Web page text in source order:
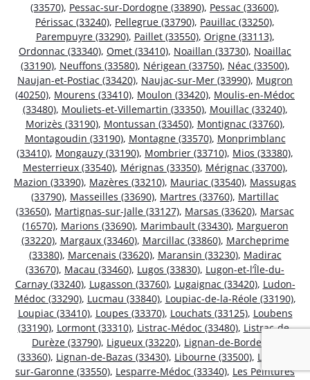
(33570), Pessac-sur-Dordogne (33890), Pessac (33600),
Périssac (33240), Pellegrue (33790), Pauillac (33250),
Parempuyre (33290), Paillet (33550), Origne (33113),
Ordonnac (33340), Omet (33410), Noaillan (33730), Noaillac
(33190), Neuffons (33580), Nérigean (33750), Néac (33500),
Naujan-et-Postiac (33420), Naujac-sur-Mer (33990), Mugron
(40250), Mourens (33410), Moulon (33420), Moulis-en-Médoc
(33480), Mouliets-et-Villemartin (33350), Mouillac (33240),
Morizès (33190), Montussan (33450), Montignac (33760),
Montagoudin (33190), Montagne (33570), Monprimblanc
(33410), Mongauzy (33190), Mombrier (33710), Mios (33380),
Mesterrieux (33540), Mérignas (33350), Mérignac (33700),
Mazion (33390), Mazères (33210), Mauriac (33540), Massugas
(33790), Masseilles (33690), Martres (33760), Martillac
(33650), Martignas-sur-Jalle (33127), Marsas (33620), Marsac
(16570), Marions (33690), Marimbault (33430), Margueron
(33220), Margaux (33460), Marcillac (33860), Marcheprime
(33380), Marcenais (33620), Maransin (33230), Madirac
(33670), Macau (33460), Lugos (33830), Lugon-et-l’Île-du-
Carnay (33240), Lugasson (33760), Lugaignac (33420), Ludon-
Médoc (33290), Lucmau (33840), Loupiac-de-la-Réole (33190),
Loupiac (33410), Loupes (33370), Louchats (33125), Loubens
(33190), Lormont (33310), Listrac-Médoc (33480), Listrac-de-
Durèze (33790), Ligueux (33220), Lignan-de-Bordeaux
(33360), Lignan-de-Bazas (33430), Libourne (33500), Lestiac-
sur-Garonne (33550), Lesparre-Médoc (33340), Les Peintures